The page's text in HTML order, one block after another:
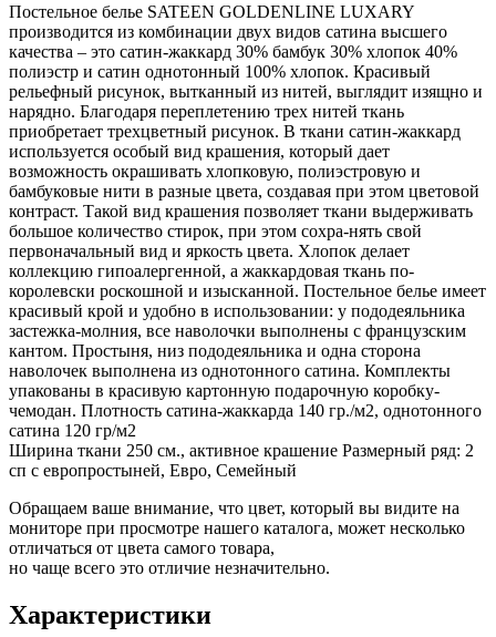
Постельное белье SATEEN GOLDENLINE LUXARY
производится из комбинации двух видов сатина высшего
качества – это сатин-жаккард 30% бамбук 30% хлопок 40%
полиэстр и сатин однотонный 100% хлопок. Красивый
рельефный рисунок, вытканный из нитей, выглядит изящно и
нарядно. Благодаря переплетению трех нитей ткань
приобретает трехцветный рисунок. В ткани сатин-жаккард
используется особый вид крашения, который дает
возможность окрашивать хлопковую, полиэстровую и
бамбуковые нити в разные цвета, создавая при этом цветовой
контраст. Такой вид крашения позволяет ткани выдерживать
большое количество стирок, при этом сохра-нять свой
первоначальный вид и яркость цвета. Хлопок делает
коллекцию гипоалергенной, а жаккардовая ткань по-
королевски роскошной и изысканной. Постельное белье имеет
красивый крой и удобно в использовании: у пододеяльника
застежка-молния, все наволочки выполнены с французским
кантом. Простыня, низ пододеяльника и одна сторона
наволочек выполнена из однотонного сатина. Комплекты
упакованы в красивую картонную подарочную коробку-
чемодан. Плотность сатина-жаккарда 140 гр./м2, однотонного
сатина 120 гр/м2
Ширина ткани 250 см., активное крашение Размерный ряд: 2
сп с европростыней, Евро, Семейный
Обращаем ваше внимание, что цвет, который вы видите на
мониторе при просмотре нашего каталога, может несколько
отличаться от цвета самого товара,
но чаще всего это отличие незначительно.
Характеристики